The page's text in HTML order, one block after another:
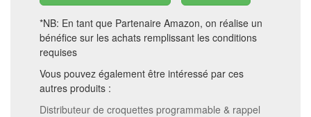
*NB: En tant que Partenaire Amazon, on réalise un
bénéfice sur les achats remplissant les conditions
requises
Vous pouvez également être intéressé par ces
autres produits :
Distributeur de croquettes programmable & rappel